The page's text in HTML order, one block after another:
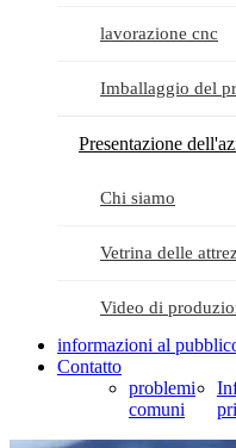
lavorazione cnc
Imballaggio del
Presentazione
Chi siamo
Vetrina delle
Video di
informazioni al
Contatto
problemi
comuni